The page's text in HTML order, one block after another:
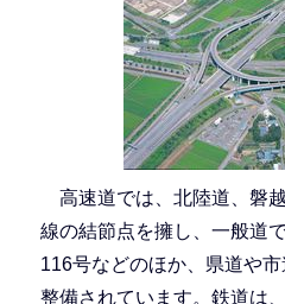
高速道では、北陸道、磐
線の結節点を擁し、一般道
116号などのほか、県道や
整備されています。鉄道は